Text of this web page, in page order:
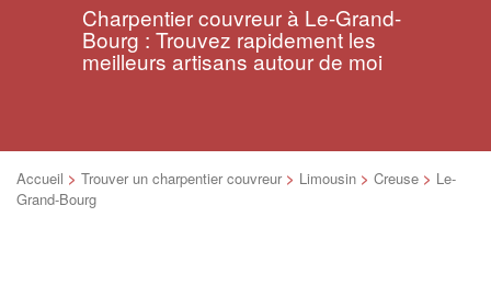
Charpentier couvreur à Le-Grand-
Bourg : Trouvez rapidement les
meilleurs artisans autour de moi
Accueil > Trouver un charpentier couvreur > Limousin > Creuse > Le-
Grand-Bourg